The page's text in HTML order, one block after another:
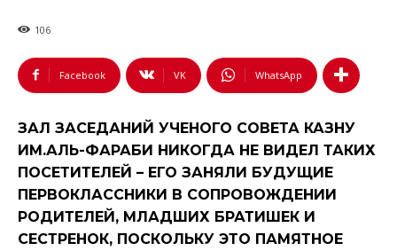
106
Facebook VK WhatsApp
ЗАЛ ЗАСЕДАНИЙ УЧЕНОГО СОВЕТА КАЗНУ
ИМ.АЛЬ-ФАРАБИ НИКОГДА НЕ ВИДЕЛ ТАКИХ
ПОСЕТИТЕЛЕЙ – ЕГО ЗАНЯЛИ БУДУЩИЕ
ПЕРВОКЛАССНИКИ В СОПРОВОЖДЕНИИ
РОДИТЕЛЕЙ, МЛАДШИХ БРАТИШЕК И
СЕСТРЕНОК, ПОСКОЛЬКУ ЭТО ПАМЯТНОЕ